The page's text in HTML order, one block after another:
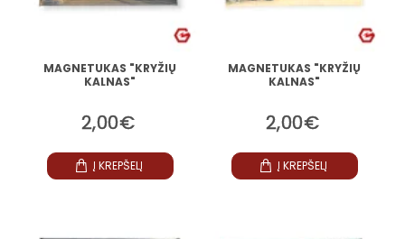
MAGNETUKAS "KRYŽIŲ
KALNAS"
2,00€
Į KREPŠELĮ
MAGNETUKAS "KRYŽIŲ
KALNAS"
2,00€
Į KREPŠELĮ